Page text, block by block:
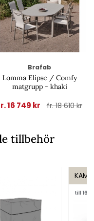
Brafab
Lomma Elipse / Comfy
matgrupp - khaki
16 749 kr fr. 18 610 kr
tillbehör
till 16/8